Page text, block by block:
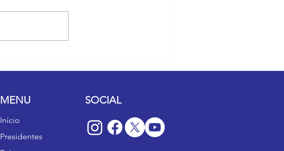
do Livro anuncia biblioteca
MENU
Início
Presidentes
SOCIAL